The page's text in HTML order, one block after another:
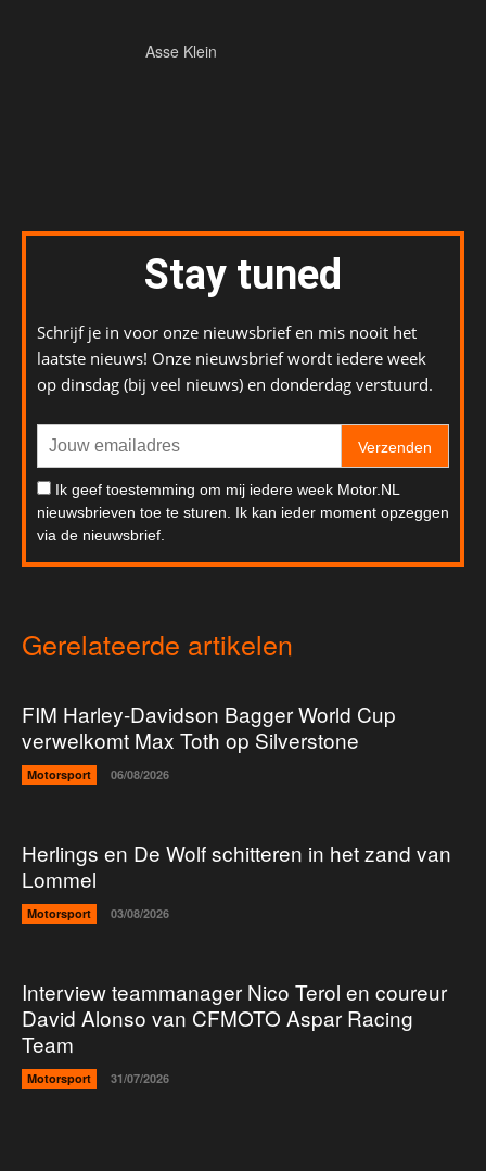
Asse Klein
Stay tuned
Schrijf je in voor onze nieuwsbrief en mis nooit het
laatste nieuws! Onze nieuwsbrief wordt iedere week
op dinsdag (bij veel nieuws) en donderdag verstuurd.
Verzenden
Ik geef toestemming om mij iedere week Motor.NL
nieuwsbrieven toe te sturen. Ik kan ieder moment opzeggen
via de nieuwsbrief.
Gerelateerde artikelen
FIM Harley-Davidson Bagger World Cup
verwelkomt Max Toth op Silverstone
Motorsport 06/08/2026
Herlings en De Wolf schitteren in het zand van
Lommel
Motorsport 03/08/2026
Interview teammanager Nico Terol en coureur
David Alonso van CFMOTO Aspar Racing
Team
Motorsport 31/07/2026